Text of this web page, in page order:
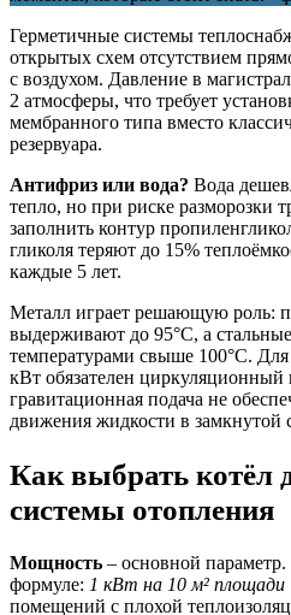
Герметичные системы
открытых схем отсутствием
с воздухом. Давление в
2 атмосферы, что требует
мембранного типа вместо
резервуара.
Антифриз или вода? Вода
тепло, но при риске разморозки
заполнить контур
гликоля теряют до 15%
каждые 5 лет.
Металл играет решающую роль:
выдерживают до 95°C, а
температурами свыше 100°C.
кВт обязателен циркуляционный
гравитационная подача не
движения жидкости в замкнутой
Как выбрать котёл
системы отопления
Мощность – основной
формуле: 1 кВт на 10 м² площади
помещений с плохой